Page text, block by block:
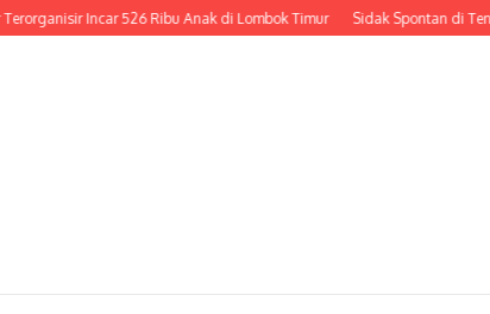
Incar 526 Ribu Anak di Lombok Timur Sidak Spontan di Tengah